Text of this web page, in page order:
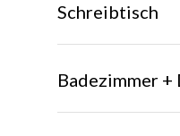
Schreibtisch
Badezimmer +